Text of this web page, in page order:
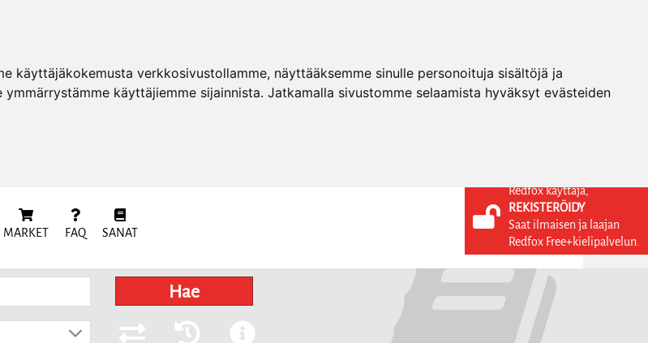
käyttäjäkokemusta verkkosivustollamme, näyttääksemme sinulle personoituja sisältöjä ja
käyttäjiemme sijainnista. Jatkamalla sivustomme selaamista hyväksyt evästeiden
MARKET FAQ SANAT
KIRJAUDU SISÄÄN
REKISTERÖIDY
Hae
Redfox käyttäjä,
REKISTERÖIDY
Saat ilmaisen ja laajan
Redfox Free+kielipalvelun.